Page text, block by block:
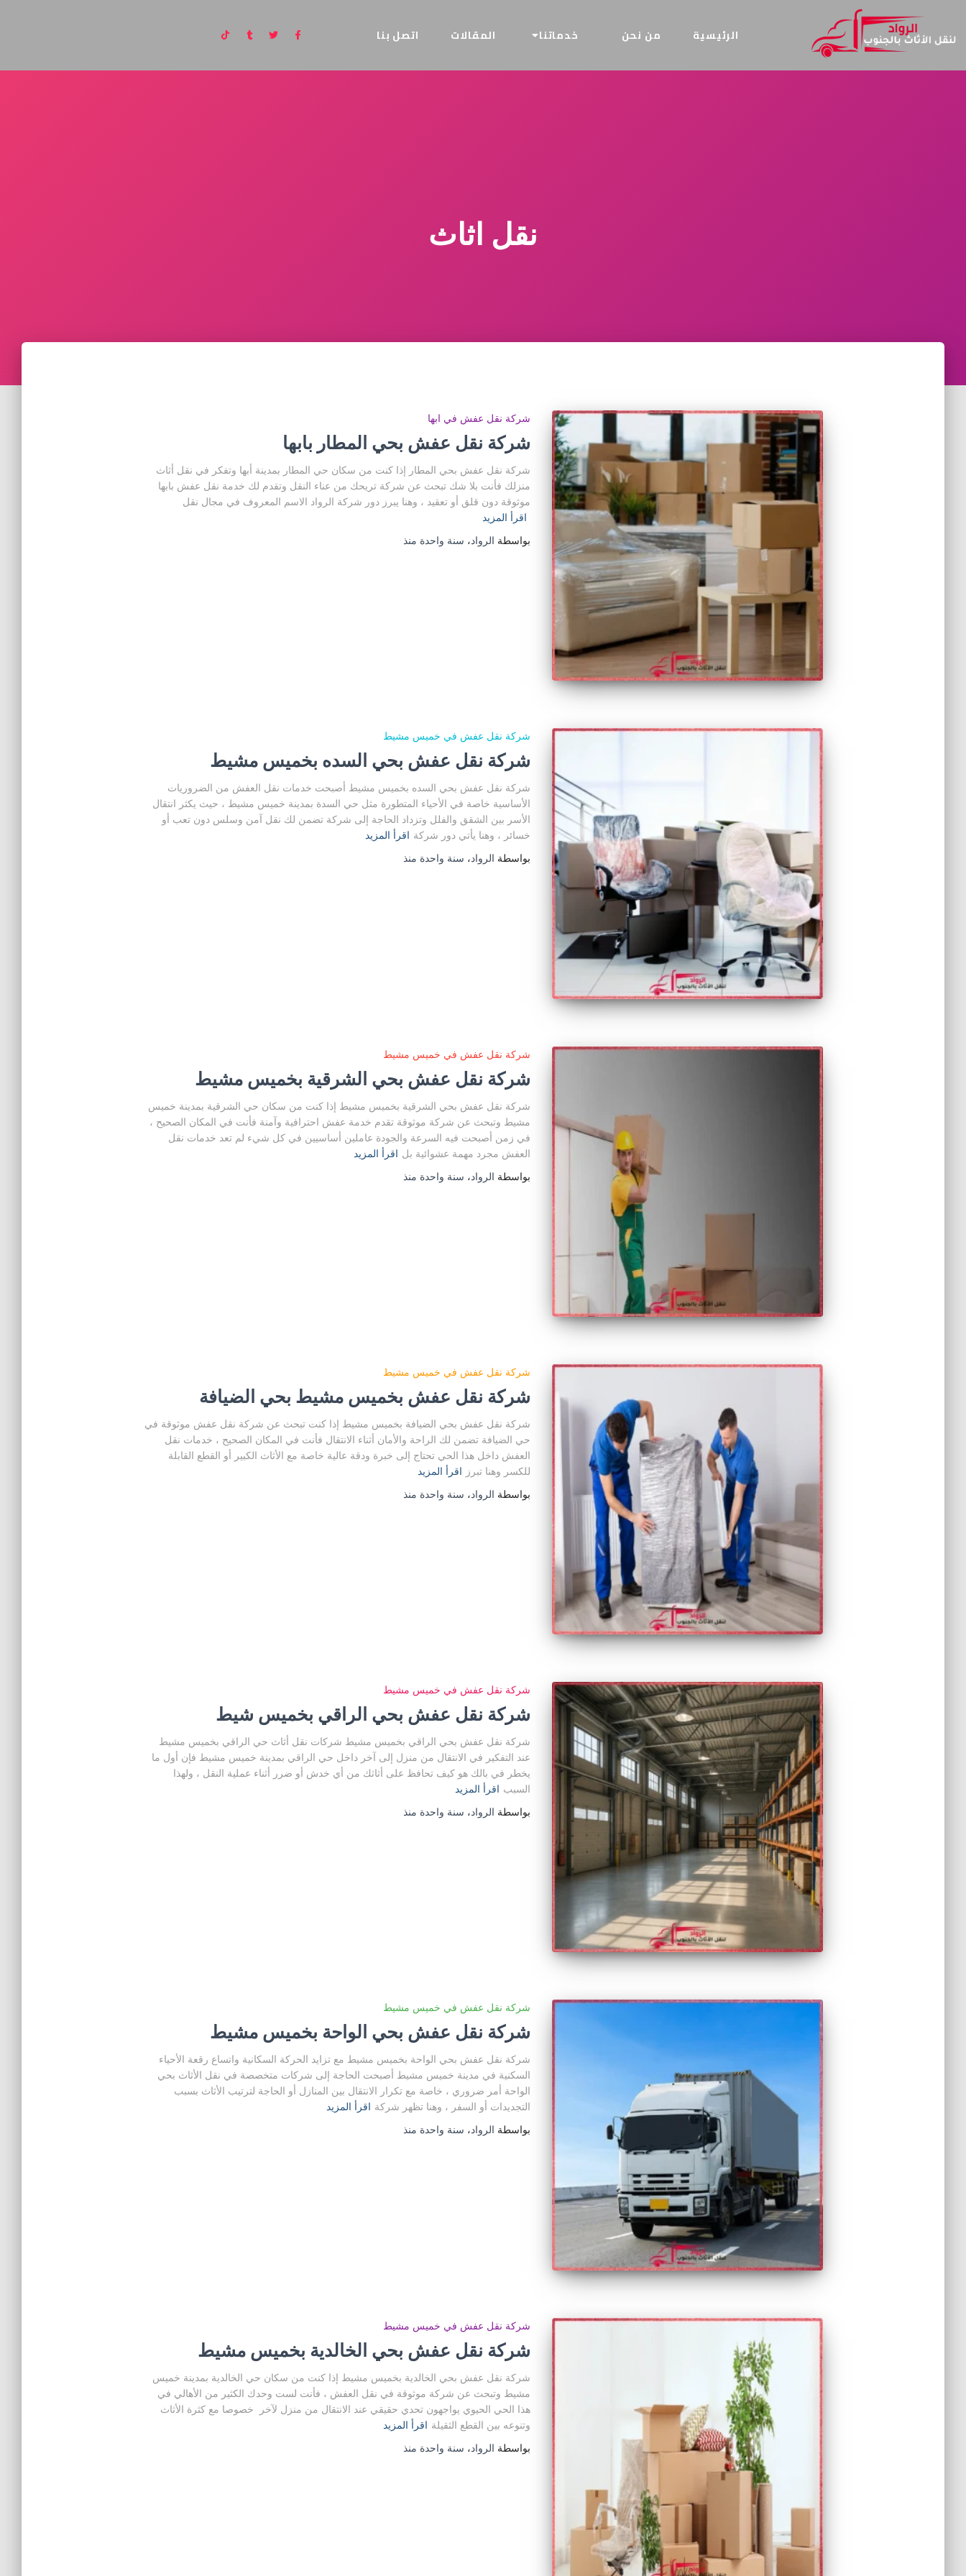
الرئيسية من نحن خدماتنا المقالات اتصل بنا
نقل اثاث
شركة نقل عفش في ابها
شركة نقل عفش بحي المطار بابها
شركة نقل عفش بحي المطار إذا كنت من سكان حي المطار بمدينة أبها وتفكر في نقل أثاث
منزلك فأنت بلا شك تبحث عن شركة تريحك من عناء النقل وتقدم لك خدمة نقل عفش بابها
موثوقة دون قلق أو تعقيد ، وهنا يبرز دور شركة الرواد الاسم المعروف في مجال نقل
اقرأ المزيد
بواسطة الرواد، سنة واحدة منذ
شركة نقل عفش في خميس مشيط
شركة نقل عفش بحي السده بخميس مشيط
شركة نقل عفش بحي السده بخميس مشيط أصبحت خدمات نقل العفش من الضروريات
الأساسية خاصة في الأحياء المتطورة مثل حي السدة بمدينة خميس مشيط ، حيث يكثر انتقال
الأسر بين الشقق والفلل وتزداد الحاجة إلى شركة تضمن لك نقل آمن وسلس دون تعب أو
خسائر ، وهنا يأتي دور شركة اقرأ المزيد
بواسطة الرواد، سنة واحدة منذ
شركة نقل عفش في خميس مشيط
شركة نقل عفش بحي الشرقية بخميس مشيط
شركة نقل عفش بحي الشرقية بخميس مشيط إذا كنت من سكان حي الشرقية بمدينة خميس
مشيط وتبحث عن شركة موثوقة تقدم خدمة عفش احترافية وآمنة فأنت في المكان الصحيح ،
في زمن أصبحت فيه السرعة والجودة عاملين أساسيين في كل شيء لم تعد خدمات نقل
العفش مجرد مهمة عشوائية بل اقرأ المزيد
بواسطة الرواد، سنة واحدة منذ
شركة نقل عفش في خميس مشيط
شركة نقل عفش بخميس مشيط بحي الضيافة
شركة نقل عفش بحي الضيافة بخميس مشيط إذا كنت تبحث عن شركة نقل عفش موثوقة في
حي الضيافة تضمن لك الراحة والأمان أثناء الانتقال فأنت في المكان الصحيح ، خدمات نقل
العفش داخل هذا الحي تحتاج إلى خبرة ودقة عالية خاصة مع الأثاث الكبير أو القطع القابلة
للكسر وهنا تبرز
اقرأ المزيد
بواسطة الرواد، سنة واحدة منذ
شركة نقل عفش في خميس مشيط
شركة نقل عفش بحي الراقي بخميس شيط
شركة نقل عفش بحي الراقي بخميس مشيط شركات نقل أثاث حي الراقي بخميس مشيط
عند التفكير في الانتقال من منزل إلى آخر داخل حي الراقي بمدينة خميس مشيط فإن أول ما
يخطر في بالك هو كيف تحافظ على أثاثك من أي خدش أو ضرر أثناء عملية النقل ، ولهذا
السبب اقرأ المزيد
بواسطة الرواد، سنة واحدة منذ
شركة نقل عفش في خميس مشيط
شركة نقل عفش بحي الواحة بخميس مشيط
شركة نقل عفش بحي الواحة بخميس مشيط مع تزايد الحركة السكانية واتساع رقعة الأحياء
السكنية في مدينة خميس مشيط أصبحت الحاجة إلى شركات متخصصة في نقل الأثاث بحي
الواحة أمر ضروري ، خاصة مع تكرار الانتقال بين المنازل أو الحاجة لترتيب الأثاث بسبب
التجديدات أو السفر ، وهنا تظهر شركة اقرأ المزيد
بواسطة الرواد، سنة واحدة منذ
شركة نقل عفش في خميس مشيط
شركة نقل عفش بحي الخالدية بخميس مشيط
شركة نقل عفش بحي الخالدية بخميس مشيط إذا كنت من سكان حي الخالدية بمدينة خميس
مشيط وتبحث عن شركة موثوقة في نقل العفش ، فأنت لست وحدك الكثير من الأهالي في
هذا الحي الحيوي يواجهون تحدي حقيقي عند الانتقال من منزل لآخر خصوصا مع كثرة الأثاث
وتنوعه بين القطع الثقيلة اقرأ المزيد
بواسطة الرواد، سنة واحدة منذ